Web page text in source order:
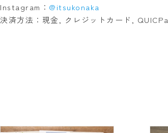
Instagram： @itsukonaka
決済方法：現金, クレジットカード,